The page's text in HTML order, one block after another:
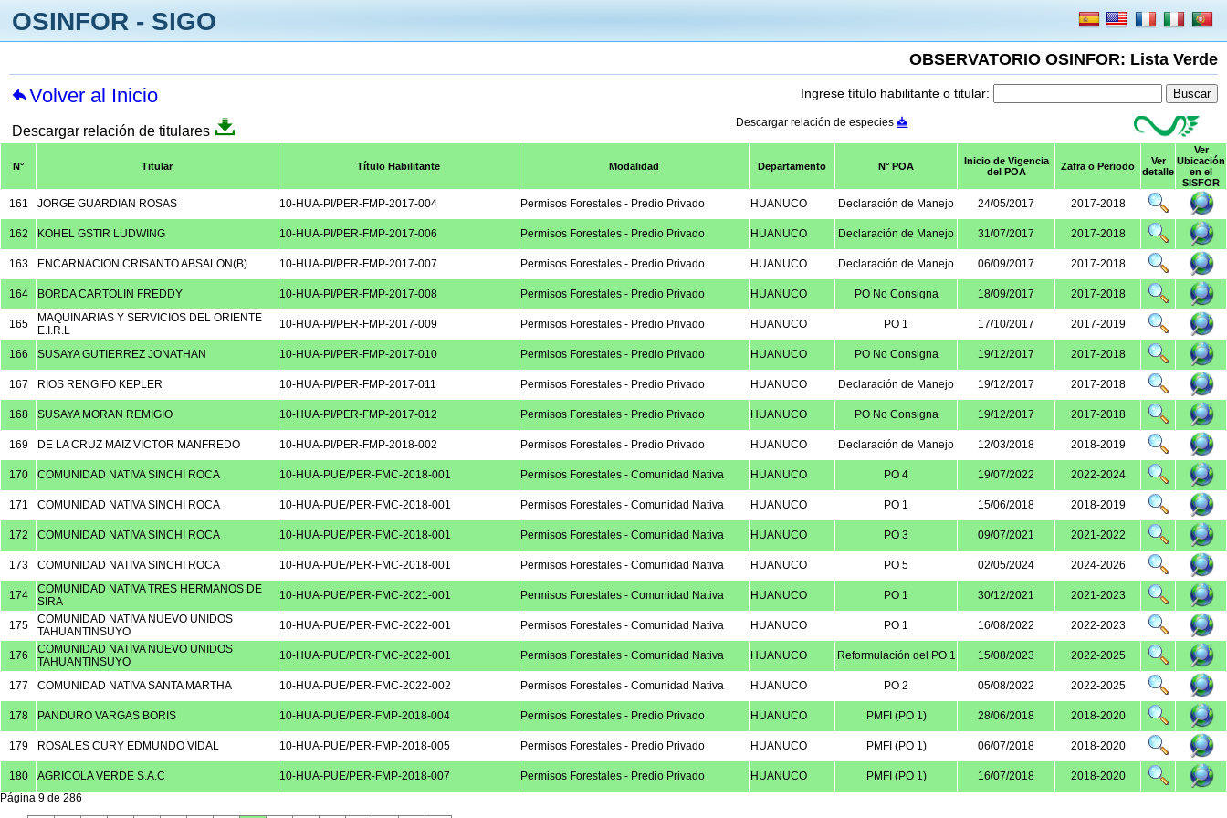
OSINFOR - SIGO
OBSERVATORIO OSINFOR: Lista Verde
Volver al Inicio Ingrese título habilitante o titular:
Descargar relación de titulares
Descargar relación de especies
N° Titular Título Habilitante Modalidad Departamento N° POA
Inicio de Vigencia
del POA
Zafra o Periodo
Ver
detalle
Ver
Ubicación
en el
SISFOR
161 JORGE GUARDIAN ROSAS 10-HUA-PI/PER-FMP-2017-004 Permisos Forestales - Predio Privado HUANUCO Declaración de Manejo 24/05/2017 2017-2018
162 KOHEL GSTIR LUDWING 10-HUA-PI/PER-FMP-2017-006 Permisos Forestales - Predio Privado HUANUCO Declaración de Manejo 31/07/2017 2017-2018
163 ENCARNACION CRISANTO ABSALON(B) 10-HUA-PI/PER-FMP-2017-007 Permisos Forestales - Predio Privado HUANUCO Declaración de Manejo 06/09/2017 2017-2018
164 BORDA CARTOLIN FREDDY 10-HUA-PI/PER-FMP-2017-008 Permisos Forestales - Predio Privado HUANUCO PO No Consigna 18/09/2017 2017-2018
165
MAQUINARIAS Y SERVICIOS DEL ORIENTE
E.I.R.L
10-HUA-PI/PER-FMP-2017-009 Permisos Forestales - Predio Privado HUANUCO PO 1 17/10/2017 2017-2019
166 SUSAYA GUTIERREZ JONATHAN 10-HUA-PI/PER-FMP-2017-010 Permisos Forestales - Predio Privado HUANUCO PO No Consigna 19/12/2017 2017-2018
167 RIOS RENGIFO KEPLER 10-HUA-PI/PER-FMP-2017-011 Permisos Forestales - Predio Privado HUANUCO Declaración de Manejo 19/12/2017 2017-2018
168 SUSAYA MORAN REMIGIO 10-HUA-PI/PER-FMP-2017-012 Permisos Forestales - Predio Privado HUANUCO PO No Consigna 19/12/2017 2017-2018
169 DE LA CRUZ MAIZ VICTOR MANFREDO 10-HUA-PI/PER-FMP-2018-002 Permisos Forestales - Predio Privado HUANUCO Declaración de Manejo 12/03/2018 2018-2019
170 COMUNIDAD NATIVA SINCHI ROCA 10-HUA-PUE/PER-FMC-2018-001 Permisos Forestales - Comunidad Nativa HUANUCO PO 4 19/07/2022 2022-2024
171 COMUNIDAD NATIVA SINCHI ROCA 10-HUA-PUE/PER-FMC-2018-001 Permisos Forestales - Comunidad Nativa HUANUCO PO 1 15/06/2018 2018-2019
172 COMUNIDAD NATIVA SINCHI ROCA 10-HUA-PUE/PER-FMC-2018-001 Permisos Forestales - Comunidad Nativa HUANUCO PO 3 09/07/2021 2021-2022
173 COMUNIDAD NATIVA SINCHI ROCA 10-HUA-PUE/PER-FMC-2018-001 Permisos Forestales - Comunidad Nativa HUANUCO PO 5 02/05/2024 2024-2026
174
COMUNIDAD NATIVA TRES HERMANOS DE
SIRA
10-HUA-PUE/PER-FMC-2021-001 Permisos Forestales - Comunidad Nativa HUANUCO PO 1 30/12/2021 2021-2023
175
COMUNIDAD NATIVA NUEVO UNIDOS
TAHUANTINSUYO
10-HUA-PUE/PER-FMC-2022-001 Permisos Forestales - Comunidad Nativa HUANUCO PO 1 16/08/2022 2022-2023
176
COMUNIDAD NATIVA NUEVO UNIDOS
TAHUANTINSUYO
10-HUA-PUE/PER-FMC-2022-001 Permisos Forestales - Comunidad Nativa HUANUCO Reformulación del PO 1 15/08/2023 2022-2025
177 COMUNIDAD NATIVA SANTA MARTHA 10-HUA-PUE/PER-FMC-2022-002 Permisos Forestales - Comunidad Nativa HUANUCO PO 2 05/08/2022 2022-2025
178 PANDURO VARGAS BORIS 10-HUA-PUE/PER-FMP-2018-004 Permisos Forestales - Predio Privado HUANUCO PMFI (PO 1) 28/06/2018 2018-2020
179 ROSALES CURY EDMUNDO VIDAL 10-HUA-PUE/PER-FMP-2018-005 Permisos Forestales - Predio Privado HUANUCO PMFI (PO 1) 06/07/2018 2018-2020
180 AGRICOLA VERDE S.A.C 10-HUA-PUE/PER-FMP-2018-007 Permisos Forestales - Predio Privado HUANUCO PMFI (PO 1) 16/07/2018
2018-2020
Página 9 de 286